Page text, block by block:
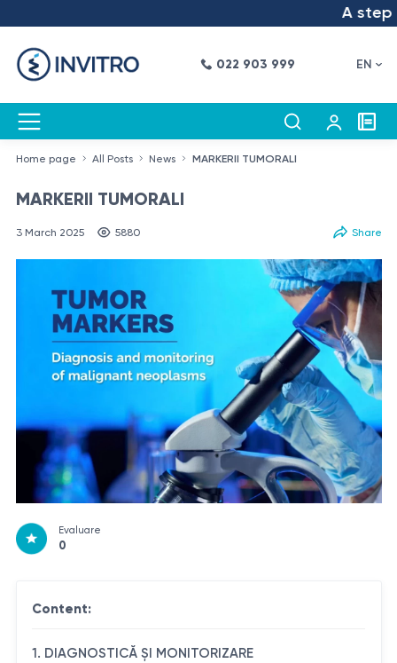
A step into
022 903 999 EN
Home page All Posts News MARKERII TUMORALI
MARKERII TUMORALI
3 March 2025 5880 Share
Evaluare
0
Content:
1. DIAGNOSTICĂ ȘI MONITORIZARE